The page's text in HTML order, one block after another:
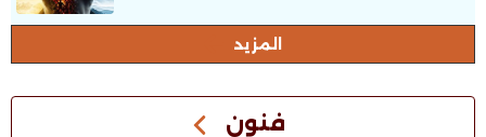
المزيد
فنون